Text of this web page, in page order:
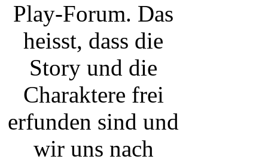
Play-Forum. Das
heisst, dass die
Story und die
Charaktere frei
erfunden sind und
wir uns nach